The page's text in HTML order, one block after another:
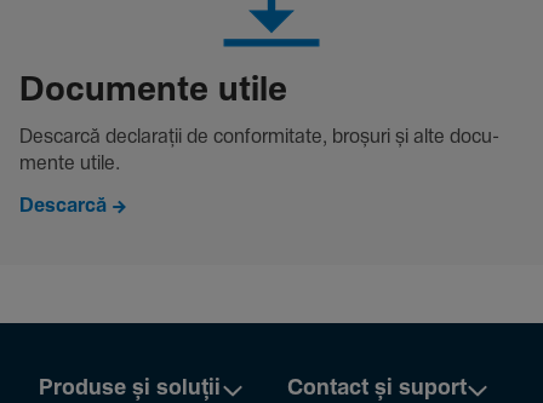
Docu­mente utile
Descarcă decla­rații de conformitate, broșuri și alte docu­
mente utile.
Descarcă
Produse și soluții Contact și suport